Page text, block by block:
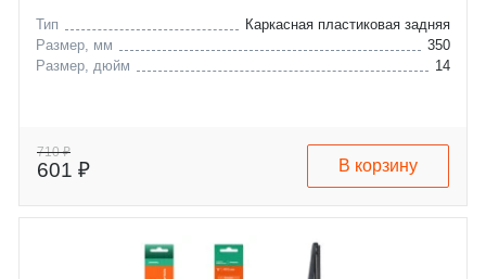
Тип
Каркасная пластиковая задняя
Размер, мм
350
Размер, дюйм
14
710 ₽
601 ₽ В корзину